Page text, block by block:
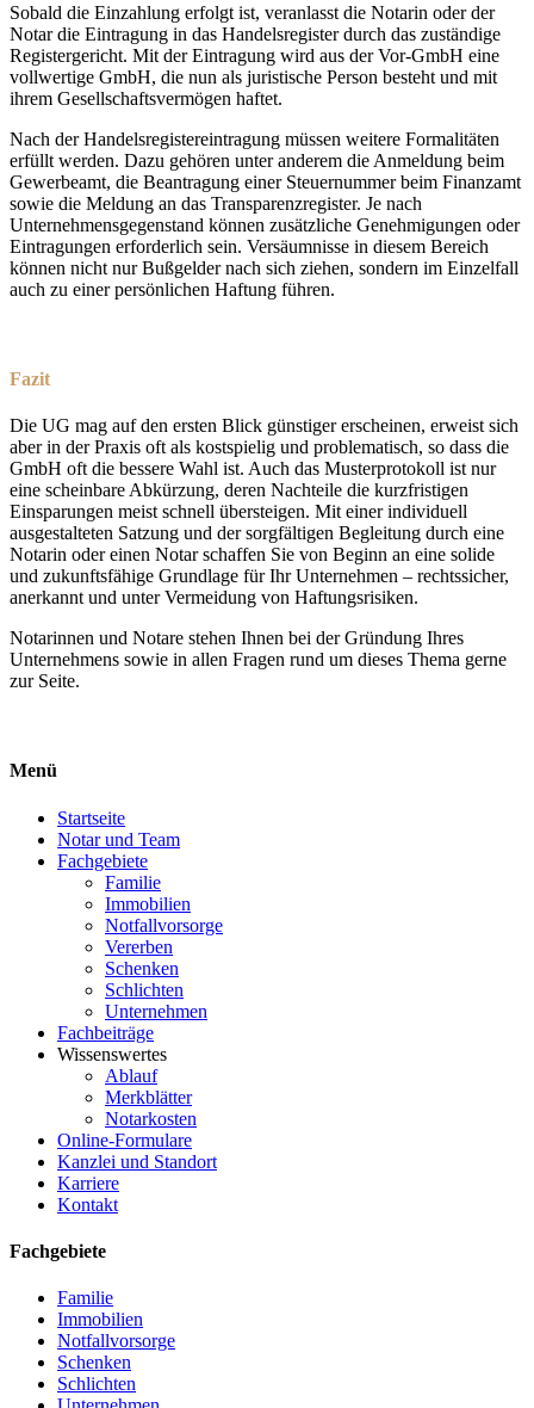
Sobald die Einzahlung erfolgt ist, veranlasst die Notarin oder der
Notar die Eintragung in das Handelsregister durch das zuständige
Registergericht. Mit der Eintragung wird aus der Vor-GmbH eine
vollwertige GmbH, die nun als juristische Person besteht und mit
ihrem Gesellschaftsvermögen haftet.
Nach der Handelsregistereintragung müssen weitere Formalitäten
erfüllt werden. Dazu gehören unter anderem die Anmeldung beim
Gewerbeamt, die Beantragung einer Steuernummer beim Finanzamt
sowie die Meldung an das Transparenzregister. Je nach
Unternehmensgegenstand können zusätzliche Genehmigungen oder
Eintragungen erforderlich sein. Versäumnisse in diesem Bereich
können nicht nur Bußgelder nach sich ziehen, sondern im Einzelfall
auch zu einer persönlichen Haftung führen.
Fazit
Die UG mag auf den ersten Blick günstiger erscheinen, erweist sich
aber in der Praxis oft als kostspielig und problematisch, so dass die
GmbH oft die bessere Wahl ist. Auch das Musterprotokoll ist nur
eine scheinbare Abkürzung, deren Nachteile die kurzfristigen
Einsparungen meist schnell übersteigen. Mit einer individuell
ausgestalteten Satzung und der sorgfältigen Begleitung durch eine
Notarin oder einen Notar schaffen Sie von Beginn an eine solide
und zukunftsfähige Grundlage für Ihr Unternehmen – rechtssicher,
anerkannt und unter Vermeidung von Haftungsrisiken.
Notarinnen und Notare stehen Ihnen bei der Gründung Ihres
Unternehmens sowie in allen Fragen rund um dieses Thema gerne
zur Seite.
Menü
Startseite
Notar und Team
Fachgebiete
Familie
Immobilien
Notfallvorsorge
Vererben
Schenken
Schlichten
Unternehmen
Fachbeiträge
Wissenswertes
Ablauf
Merkblätter
Notarkosten
Online-Formulare
Kanzlei und Standort
Karriere
Kontakt
Fachgebiete
Familie
Immobilien
Notfallvorsorge
Schenken
Schlichten